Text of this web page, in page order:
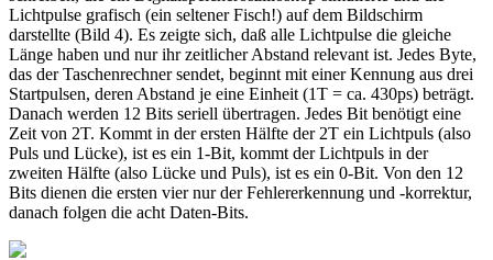
Lichtpulse grafisch (ein seltener Fisch!) auf dem Bildschirm
darstellte (Bild 4). Es zeigte sich, daß alle Lichtpulse die gleiche
Länge haben und nur ihr zeitlicher Abstand relevant ist. Jedes Byte,
das der Taschenrechner sendet, beginnt mit einer Kennung aus drei
Startpulsen, deren Abstand je eine Einheit (1T = ca. 430ps) beträgt.
Danach werden 12 Bits seriell übertragen. Jedes Bit benötigt eine
Zeit von 2T. Kommt in der ersten Hälfte der 2T ein Lichtpuls (also
Puls und Lücke), ist es ein 1-Bit, kommt der Lichtpuls in der
zweiten Hälfte (also Lücke und Puls), ist es ein 0-Bit. Von den 12
Bits dienen die ersten vier nur der Fehlererkennung und -korrektur,
danach folgen die acht Daten-Bits.